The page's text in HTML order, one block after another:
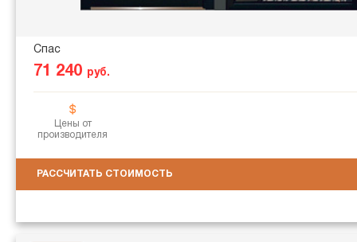
Спас
71 240 руб.
Цены от
производителя
РАССЧИТАТЬ СТОИМОСТЬ